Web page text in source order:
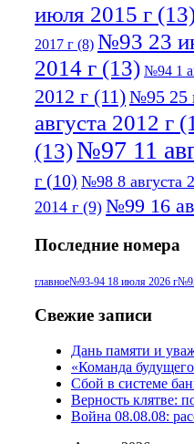
июля 2015 г
2017 г (8) №93 23
2014 г (13) №94 1
2012 г (11)№95 25
августа 2012 г
(13)№97 11
г (10) №98 8 августа
2014 г (9) №99 16
Последние номера
главное№93-94 18 июля 2026 г
Свежие записи
Дань памяти и
«Команда
Сбой в системе
Верность клятве:
Война 08.08.08: